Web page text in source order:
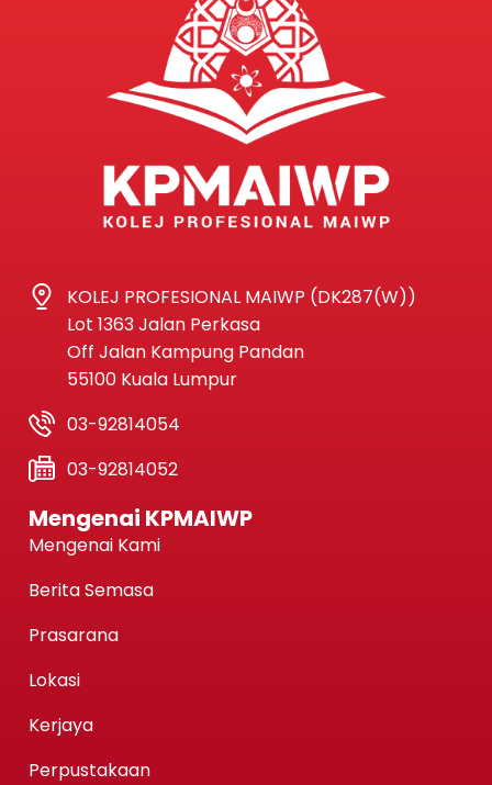
KOLEJ PROFESIONAL MAIWP (DK287(W))
Lot 1363 Jalan Perkasa
Off Jalan Kampung Pandan
55100 Kuala Lumpur
03-92814054
03-92814052
Mengenai KPMAIWP
Mengenai Kami
Berita Semasa
Prasarana
Lokasi
Kerjaya
Perpustakaan